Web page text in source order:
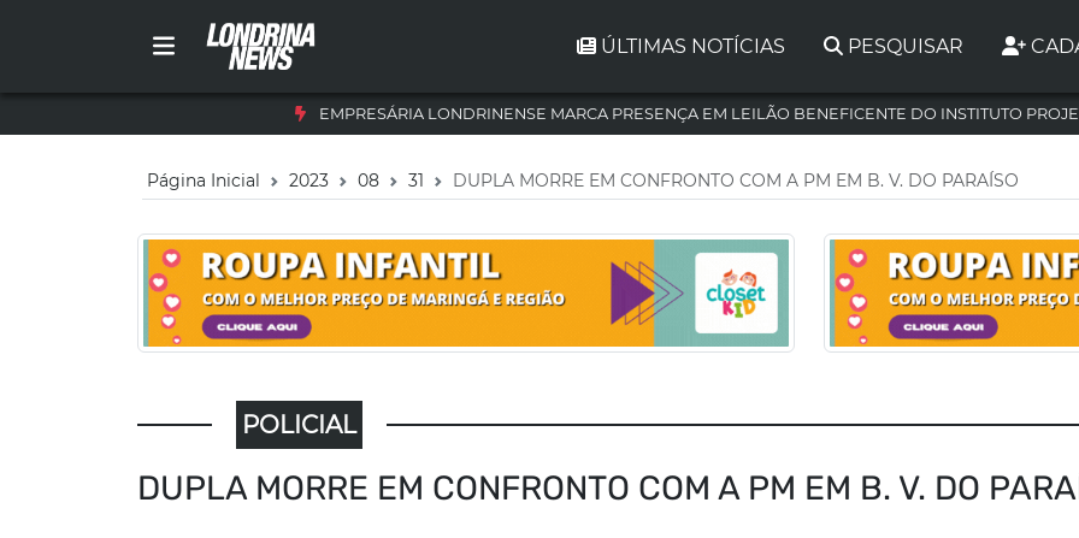
ÚLTIMAS NOTÍCIAS PESQUISAR
EMPRESÁRIA LONDRINENSE MARCA PRESENÇA EM LEILÃO BENEFICENTE DO INSTITUTO
Página Inicial 2023 08 31 DUPLA MORRE EM CONFRONTO COM A PM EM B. V. DO PARAÍSO
POLICIAL
DUPLA MORRE EM CONFRONTO COM A PM EM B. V. DO